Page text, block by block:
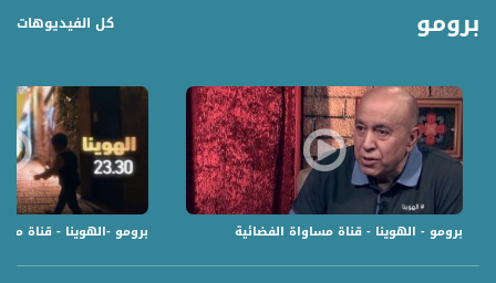
برومو كل الفيديوهات
برومو -الهوينا - قناة برومو - الهوينا - قناة مساواة الفضائية